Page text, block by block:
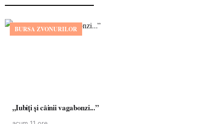
BURSA ZVONURILOR
,,Iubiți și câinii vagabonzi...”